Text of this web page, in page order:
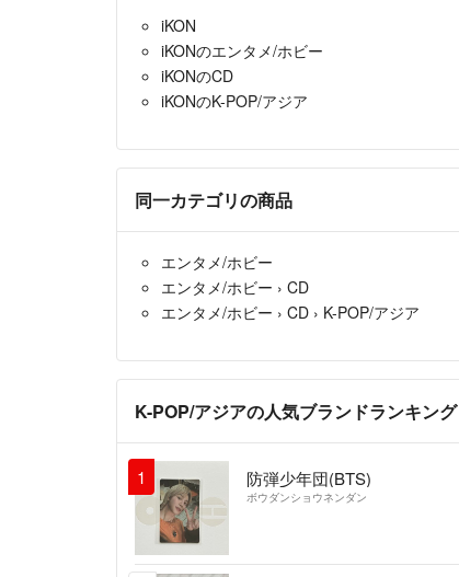
iKON
iKONのエンタメ/ホビー
iKONのCD
iKONのK-POP/アジア
同一カテゴリの商品
エンタメ/ホビー
エンタメ/ホビー › CD
エンタメ/ホビー › CD › K-POP/アジア
K-POP/アジアの人気ブランドランキング
1 防弾少年団(BTS)
ボウダンショウネンダン